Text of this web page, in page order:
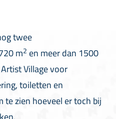
twee
m2 en meer dan 1500
Village voor
toiletten en
te zien hoeveel er toch bij